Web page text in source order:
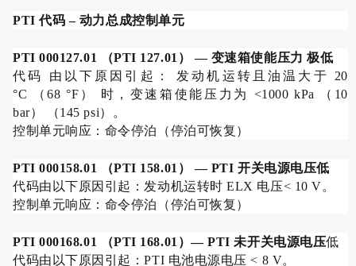
PTI 代码 – 动力总成控制单元
PTI 000127.01 （PTI 127.01 ） — 变速箱使能压力 极低
代码 由以下原因引起： 发动机运转且油温大于
20
°C
（68 °F ） 时，变速箱使能压力为 <1000 kPa （ 10
bar） （145 psi）。
控制单元响应：命令停泊（停泊可恢复）
PTI 000158.01 （PTI 158.01 ） — PTI 开关电源电压低
代码由以下原因引起：发动机运转时 ELX 电压< 10 V。
控制单元响应：命令停泊（停泊可恢复）
PTI 000168.01 （PTI 168.01 ）— PTI未开关电源电压低
代码由以下原因引起：PTI 电池电源电压 < 8 V。